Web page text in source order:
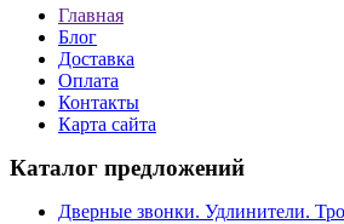
Главная
Блог
Доставка
Оплата
Контакты
Карта сайта
Каталог предложений
Дверные звонки. Удлинители.